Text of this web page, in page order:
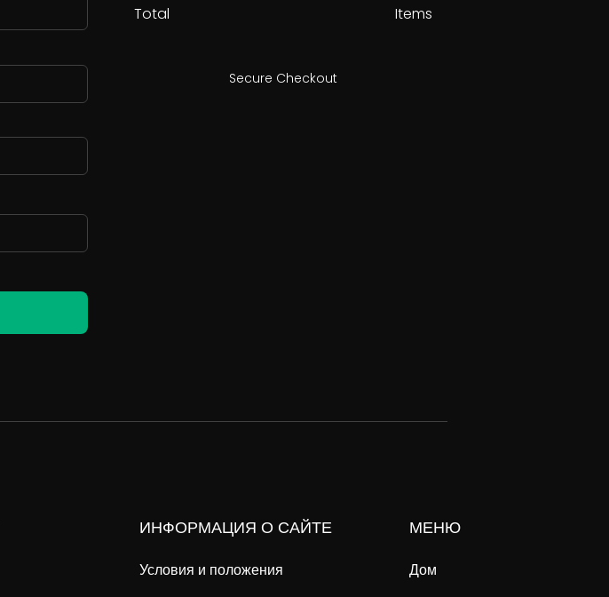
Total Items
Secure Checkout
ИНФОРМАЦИЯ О САЙТЕ
Условия и положения
МЕНЮ
Дом